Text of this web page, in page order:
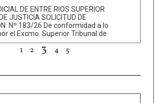
DE ENTRE RIOS SUPERIOR
JUSTICIA SOLICITUD DE
Nº 183/26 De conformidad a lo
el Excmo. Superior Tribunal de
1 2 3 4 5